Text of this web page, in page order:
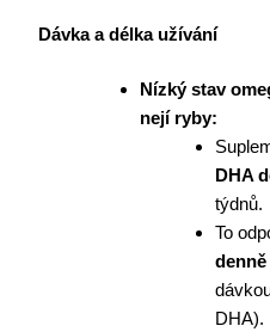
Dávka a délka užívání
Nízký stav
nejí ryby:
DHA
týdnů.
To
denně
DHA).